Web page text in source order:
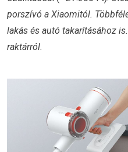
porszívó a Xiaomitól.
lakás és autó takarításához
raktárról.